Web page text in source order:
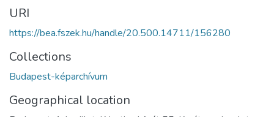
URI
https://bea.fszek.hu/handle/20.500.14711/156280
Collections
Budapest-képarchívum
Geographical location